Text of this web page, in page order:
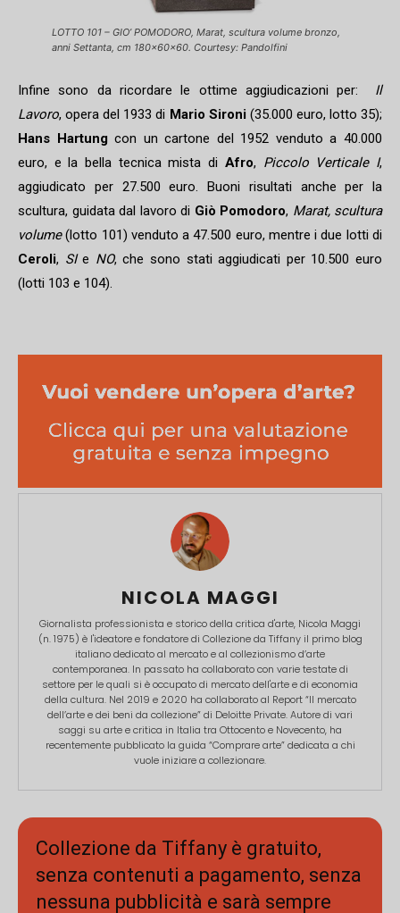
LOTTO 101 – GIO’ POMODORO, Marat, scultura volume bronzo,
anni Settanta, cm 180x60x60. Courtesy: Pandolfini
Infine sono da ricordare le ottime aggiudicazioni per: Il
Lavoro, opera del 1933 di Mario Sironi (35.000 euro, lotto 35);
Hans Hartung con un cartone del 1952 venduto a 40.000
euro, e la bella tecnica mista di Afro, Piccolo Verticale I,
aggiudicato per 27.500 euro. Buoni risultati anche per la
scultura, guidata dal lavoro di Giò Pomodoro, Marat, scultura
volume(lotto 101) venduto a 47.500 euro, mentre i due lotti di
Ceroli, SIe NO, che sono stati aggiudicati per 10.500 euro
(lotti 103 e 104).
NICOLA MAGGI
Giornalista professionista e storico della critica d'arte, Nicola Maggi
(n. 1975) è l'ideatore e fondatore di Collezione da Tiffany il primo blog
italiano dedicato al mercato e al collezionismo d’arte
contemporanea. In passato ha collaborato con varie testate di
settore per le quali si è occupato di mercato dell'arte e di economia
della cultura. Nel 2019 e 2020 ha collaborato al Report “Il mercato
dell’arte e dei beni da collezione” di Deloitte Private. Autore di vari
saggi su arte e critica in Italia tra Ottocento e Novecento, ha
recentemente pubblicato la guida “Comprare arte” dedicata a chi
vuole iniziare a collezionare.
Collezione da Tiffany è gratuito,
senza contenuti a pagamento, senza
nessuna pubblicità e sarà sempre